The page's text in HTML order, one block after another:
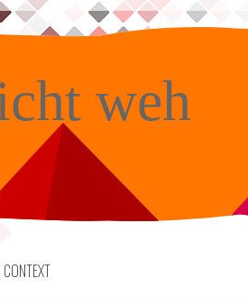
weh